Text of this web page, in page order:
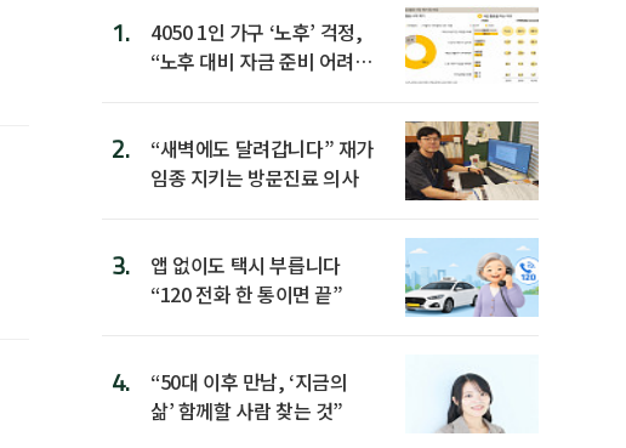
1.
4050 1인 가구 ‘노후’ 걱정,
“노후 대비 자금 준비 어려
2.
“새벽에도 달려갑니다” 재가
임종 지키는 방문진료 의사
3.
앱 없이도 택시 부릅니다
“120 전화 한 통이면 끝”
4.
“50대 이후 만남, ‘지금의
삶’ 함께할 사람 찾는 것”